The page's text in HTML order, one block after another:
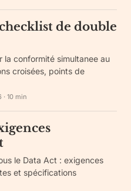
de double
la conformité simultanee au
croisées, points de
· 10 min
le Data Act : exigences
et spécifications